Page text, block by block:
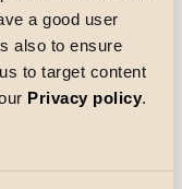
a good user
also to ensure
to target content
Privacy policy.